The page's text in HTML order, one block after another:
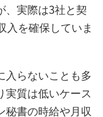
、実際は3社と契
入を確保していま
入らないことも多
実質は低いケース
秘書の時給や月収